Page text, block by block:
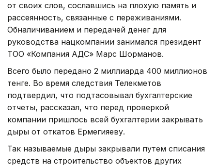
от своих слов, сославшись на плохую память и
рассеянность, связанные с переживаниями.
Обналичиванием и передачей денег для
руководства нацкомпании занимался президент
ТОО «Компания АДС» Марс Шорманов.
Всего было передано 2 миллиарда 400 миллионов
тенге. Во время следствия Телекметов
подтвердил, что подтасовывал бухгалтерские
отчеты, рассказал, что перед проверкой
компании пришлось всей бухгалтерии закрывать
дыры от откатов Ермегияеву.
Так называемые дыры закрывали путем списания
средств на строительство объектов других